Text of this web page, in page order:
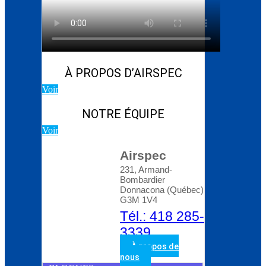
Blog d’Atlas Copco:
Comment choisir le bon
compresseur rotatif à
vis
À PROPOS D’AIRSPEC
Voir
NOTRE ÉQUIPE
Voir
Airspec
231, Armand-
Bombardier
Donnacona (Québec)
G3M 1V4
Tél.: 418 285-
3339
À propos de
nous